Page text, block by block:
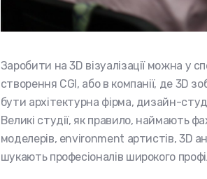
Заробити на 3D візуалізації можна у
створення CGI, або в компанії, де 3D
бути архітектурна фірма, дизайн-
Великі студії, як правило, наймають
моделерів, environment артистів, 3D
шукають професіоналів широкого